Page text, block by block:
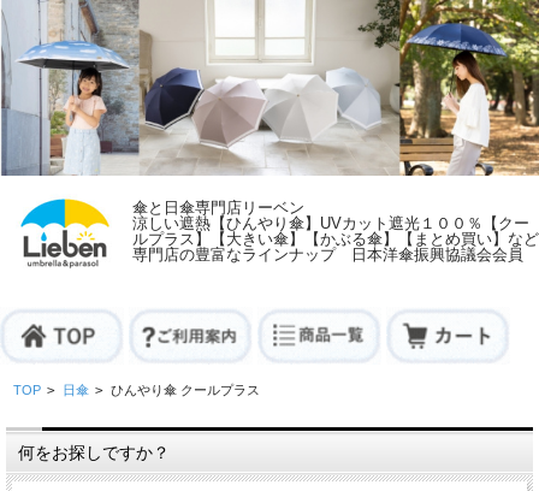
傘と日傘専門店リーベン
涼しい遮熱【ひんやり傘】UVカット遮光１００％【クー
ルプラス】【大きい傘】【かぶる傘】【まとめ買い】など
専門店の豊富なラインナップ 日本洋傘振興協議会会員
TOP > 日傘 > ひんやり傘 クールプラス
何をお探しですか？